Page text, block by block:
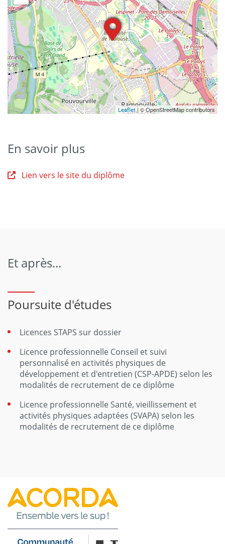
Leaflet| © OpenStreetMap contributors
En savoir plus
Lien vers le site du diplôme
Et après...
Poursuite d'études
Licences STAPS sur dossier
Licence professionnelle Conseil et suivi
personnalisé en activités physiques de
développement et d'entretien (CSP-APDE) selon les
modalités de recrutement de ce diplôme
Licence professionnelle Santé, vieillissement et
activités physiques adaptées (SVAPA) selon les
modalités de recrutement de ce diplôme